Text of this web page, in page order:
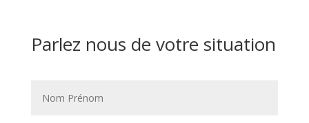
Parlez nous de votre situation